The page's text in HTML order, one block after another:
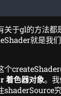
关于gl的方法都
就是我
个
着色器对象。
shaderSource究